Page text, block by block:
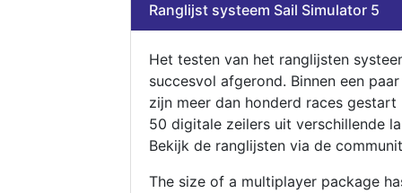
Ranglijst systeem Sail Simulator 5
Het testen van het ranglijsten
succesvol afgerond. Binnen een
zijn meer dan honderd races gestart
50 digitale zeilers uit verschillende
Bekijk de ranglijsten via de
The size of a multiplayer package